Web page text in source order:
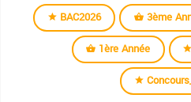
BAC2026 3ème
1ère Année